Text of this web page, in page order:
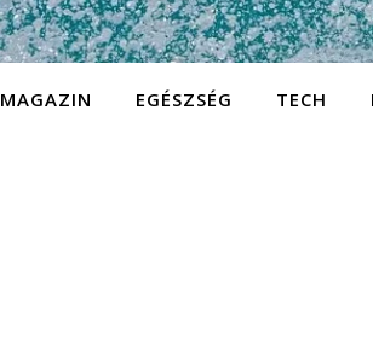
MAGAZIN EGÉSZSÉG TECH